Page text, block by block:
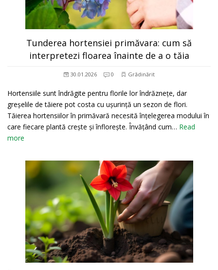
Tunderea hortensiei primăvara: cum să
interpretezi floarea înainte de a o tăia
30.01.2026 0 Grădinărit
Hortensiile sunt îndrăgite pentru florile lor îndrăznețe, dar
greșelile de tăiere pot costa cu ușurință un sezon de flori.
Tăierea hortensiilor în primăvară necesită înțelegerea modului în
care fiecare plantă crește și înflorește. Învățând cum… Read
more